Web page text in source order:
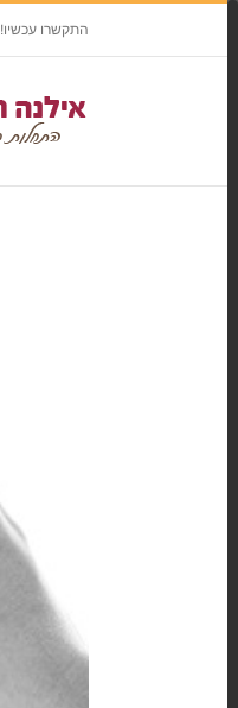
התקשרו עכשיו! 054-5798599